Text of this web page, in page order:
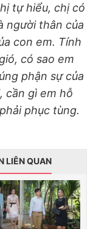
tự hiểu, chị có
người thân của
con em. Tính
có sao em
phận sự của
cần gì em hỗ
phục tùng.
LIÊN QUAN